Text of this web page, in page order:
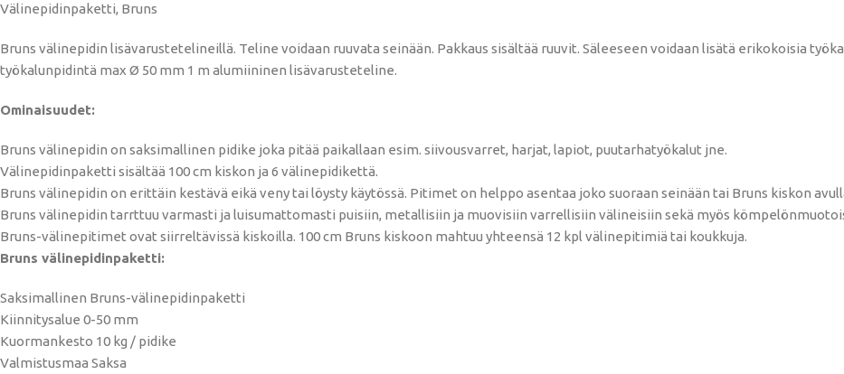
Välinepidinpaketti, Bruns
Bruns välinepidin lisävarustetelineillä. Teline voidaan ruuvata seinään. Pakkaus sisältää ruuvit. Säleeseen voidaan lisätä erikokoisia
työkalunpidintä max Ø 50 mm 1 m alumiininen lisävarusteteline.
Ominaisuudet:
Bruns välinepidin on saksimallinen pidike joka pitää paikallaan esim. siivousvarret, harjat, lapiot, puutarhatyökalut jne.
Välinepidinpaketti sisältää 100 cm kiskon ja 6 välinepidikettä.
Bruns välinepidin on erittäin kestävä eikä veny tai löysty käytössä. Pitimet on helppo asentaa joko suoraan seinään tai Bruns kiskon
Bruns välinepidin tarrttuu varmasti ja luisumattomasti puisiin, metallisiin ja muovisiin varrellisiin välineisiin sekä myös
Bruns-välinepitimet ovat siirreltävissä kiskoilla. 100 cm Bruns kiskoon mahtuu yhteensä 12 kpl välinepitimiä tai koukkuja.
Bruns välinepidinpaketti:
Saksimallinen Bruns-välinepidinpaketti
Kiinnitysalue 0-50 mm
Kuormankesto 10 kg / pidike
Valmistusmaa Saksa